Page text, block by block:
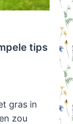
tips
gras in
zou